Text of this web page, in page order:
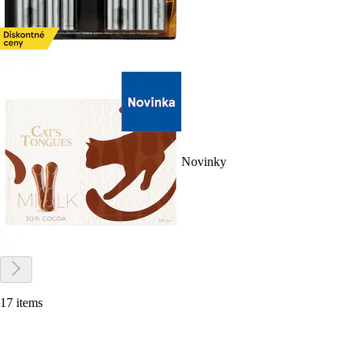
Novinky
17 items